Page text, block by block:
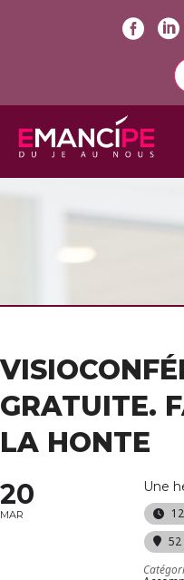
GRATUITE.
LA HONTE
20
MAR
Une
52